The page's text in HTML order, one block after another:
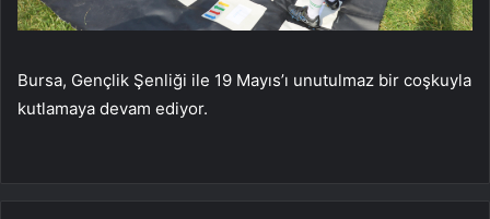
Bursa, Gençlik Şenliği ile 19 Mayıs’ı unutulmaz bir coşkuyla
kutlamaya devam ediyor.